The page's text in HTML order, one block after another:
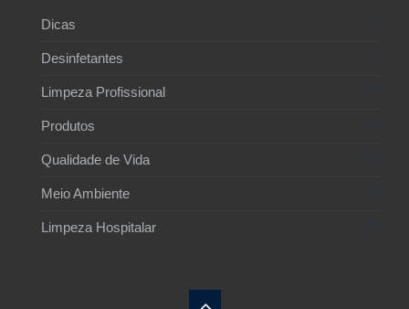
Dicas
Desinfetantes
Limpeza Profissional
Produtos
Qualidade de Vida
Meio Ambiente
Limpeza Hospitalar